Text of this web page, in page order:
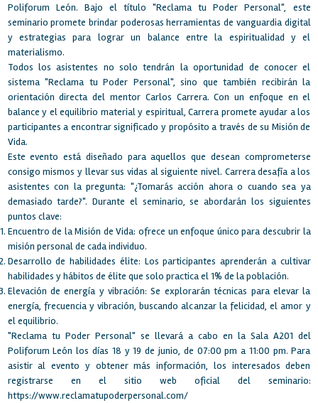
Poliforum León. Bajo el título "Reclama tu Poder Personal", este
seminario promete brindar poderosas herramientas de vanguardia digital
y estrategias para lograr un balance entre la espiritualidad y el
materialismo.
Todos los asistentes no solo tendrán la oportunidad de conocer el
sistema "Reclama tu Poder Personal", sino que también recibirán la
orientación directa del mentor Carlos Carrera. Con un enfoque en el
balance y el equilibrio material y espiritual, Carrera promete ayudar a los
participantes a encontrar significado y propósito a través de su Misión de
Vida.
Este evento está diseñado para aquellos que desean comprometerse
consigo mismos y llevar sus vidas al siguiente nivel. Carrera desafía a los
asistentes con la pregunta: "¿Tomarás acción ahora o cuando sea ya
demasiado tarde?". Durante el seminario, se abordarán los siguientes
puntos clave:
Encuentro de la Misión de Vida: ofrece un enfoque único para descubrir la
misión personal de cada individuo.
Desarrollo de habilidades élite: Los participantes aprenderán a cultivar
habilidades y hábitos de élite que solo practica el 1% de la población.
Elevación de energía y vibración: Se explorarán técnicas para elevar la
energía, frecuencia y vibración, buscando alcanzar la felicidad, el amor y
el equilibrio.
"Reclama tu Poder Personal" se llevará a cabo en la Sala A201 del
Poliforum León los días 18 y 19 de junio, de 07:00 pm a 11:00 pm. Para
asistir al evento y obtener más información, los interesados deben
registrarse en el sitio web oficial del seminario:
https://www.reclamatupoderpersonal.com/